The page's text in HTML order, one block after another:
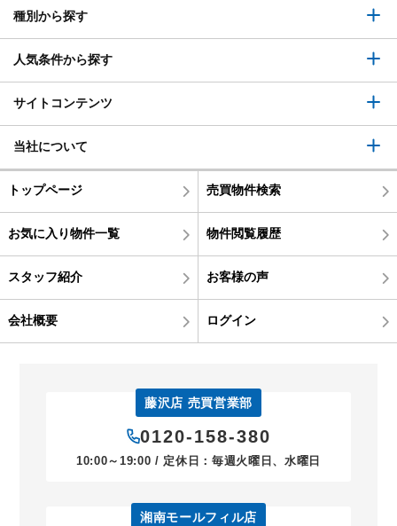
種別から探す
人気条件から探す
サイトコンテンツ
当社について
トップページ 売買物件検索
お気に入り物件一覧 物件閲覧履歴
スタッフ紹介 お客様の声
会社概要 ログイン
藤沢店 売買営業部
0120-158-380
10:00～19:00 / 定休日：毎週火曜日、水曜日
湘南モールフィル店